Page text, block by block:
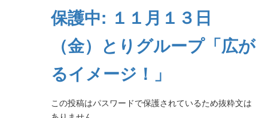
保護中: １１月１３日
（金）とりグループ「広が
るイメージ！」
この投稿はパスワードで保護されているため抜粋文は